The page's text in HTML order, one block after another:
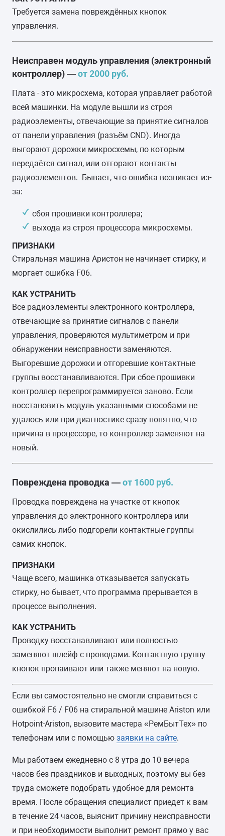
Требуется замена повреждённых кнопок
управления.
Неисправен модуль управления (электронный
контроллер) —от 2000 руб.
Плата - это микросхема, которая управляет работой
всей машинки. На модуле вышли из строя
радиоэлементы, отвечающие за принятие сигналов
от панели управления (разъём CND). Иногда
выгорают дорожки микросхемы, по которым
передаётся сигнал, или отгорают контакты
радиоэлементов. Бывает, что ошибка возникает из-
за:
сбоя прошивки контроллера;
выхода из строя процессора микросхемы.
ПРИЗНАКИ
Стиральная машина Аристон не начинает стирку, и
моргает ошибка F06.
КАК УСТРАНИТЬ
Все радиоэлементы электронного контроллера,
отвечающие за принятие сигналов с панели
управления, проверяются мультиметром и при
обнаружении неисправности заменяются.
Выгоревшие дорожки и отгоревшие контактные
группы восстанавливаются. При сбое прошивки
контроллер перепрограммируется заново. Если
восстановить модуль указанными способами не
удалось или при диагностике сразу понятно, что
причина в процессоре, то контроллер заменяют на
новый.
Повреждена проводка —от 1600 руб.
Проводка повреждена на участке от кнопок
управления до электронного контроллера или
окислились либо подгорели контактные группы
самих кнопок.
ПРИЗНАКИ
Чаще всего, машинка отказывается запускать
стирку, но бывает, что программа прерывается в
процессе выполнения.
КАК УСТРАНИТЬ
Проводку восстанавливают или полностью
заменяют шлейф с проводами. Контактную группу
кнопок пропаивают или также меняют на новую.
Если вы самостоятельно не смогли справиться с
ошибкой F6 / F06 на стиральной машине Ariston или
Hotpoint-Ariston, вызовите мастера «РемБытТех» по
телефонам или с помощью заявки на сайте.
Мы работаем ежедневно с 8 утра до 10 вечера
часов без праздников и выходных, поэтому вы без
труда сможете подобрать удобное для ремонта
время. После обращения специалист приедет к вам
в течение 24 часов, выяснит причину неисправности
и при необходимости выполнит ремонт прямо у вас